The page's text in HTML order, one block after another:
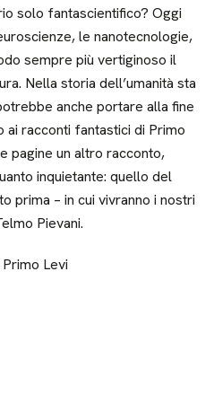
solo fantascientifico? Oggi
le nanotecnologie,
sempre più vertiginoso il
Nella storia dell’umanità sta
anche portare alla fine
ai racconti fantastici di Primo
pagine un altro racconto,
inquietante: quello del
prima – in cui vivranno i nostri
Pievani.
Levi